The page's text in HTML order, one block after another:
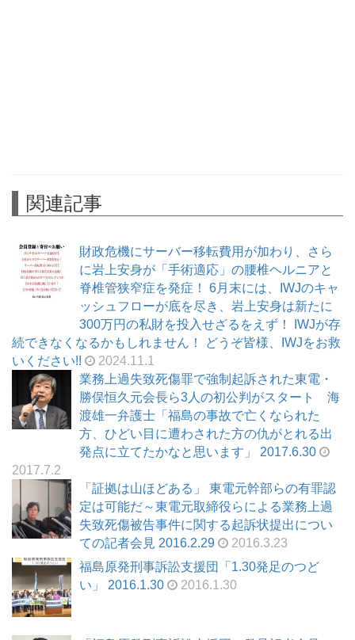
関連記事
財政危機にサーバー移転費用が加わり、さら
に岩上安身が「手術適応」の腰椎ヘルニアと
脊椎管狭窄症を発症！ 6月末には、IWJのキャ
ッシュフローが底を尽き、岩上安身は新たに
300万円の私財を投入せざるをえず！ IWJが存
続できなくなるかもしれません！ どうぞ皆様、IWJをお救
いください!!
2024.11.1
業務上過失致死傷罪で強制起訴された東電・
勝俣恒久元会長ら3人の初公判がスタート 海
渡雄一弁護士「福島の事故で亡くなられた
方、ひどい目に遭わされた方の仇がとれる出
発点に立てたかなと思います」 2017.6.30
2017.7.2
「証拠は山ほどある」 東電元幹部らの有罪認
定は可能だ～東電元取締役らによる業務上過
失致死傷被告事件に関する起訴状提出につい
ての記者会見 2016.2.29
2016.3.23
福島原発刑事訴訟支援団「1.30発足のつど
い」 2016.1.30
2016.1.30